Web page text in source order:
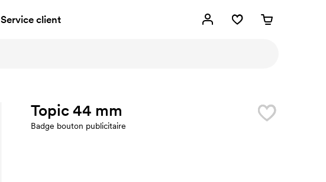
Service client
Topic 44 mm
Badge bouton publicitaire